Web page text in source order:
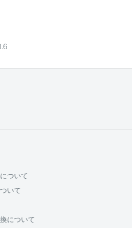
ついて
いて
について